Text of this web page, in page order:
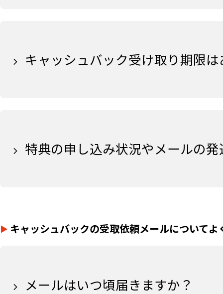
キャッシュバック受け取り期限
特典の申し込み状況やメールの
キャッシュバックの受取依頼メールについてよ
メールはいつ頃届きますか？